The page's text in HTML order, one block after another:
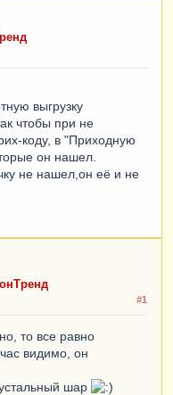
выгрузку
чтобы при не
коду, в "Приходную
он нашел.
не нашел,он её и не
#1
то все равно
видимо, он
шар